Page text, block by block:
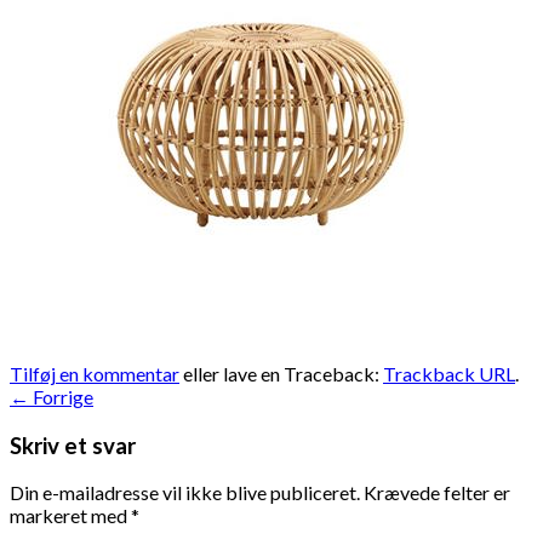
Tilføj en kommentareller lave en Traceback: Trackback URL.
← Forrige
Skriv et svar
Din e-mailadresse vil ikke blive publiceret. Krævede felter er
markeret med*